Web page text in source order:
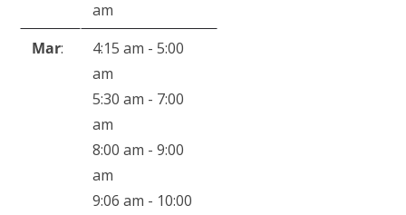
am
Mar: 4:15 am - 5:00
am
5:30 am - 7:00
am
8:00 am - 9:00
am
9:06 am - 10:00